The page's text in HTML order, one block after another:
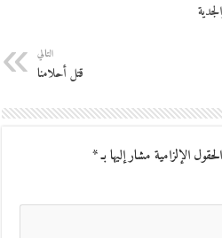
التالي
قتل أحلامنا
الحقول الإلزامية مشار إليها بـ*